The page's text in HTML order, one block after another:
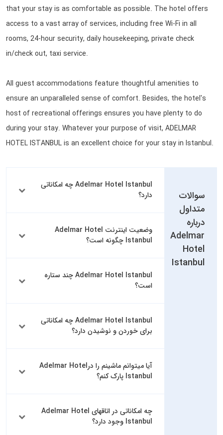
that your stay is as comfortable as possible. The hotel offers
access to a vast array of services, including free Wi-Fi in all
rooms, 24-hour security, daily housekeeping, private check
in/check out, taxi service.
All guest accommodations feature thoughtful amenities to
ensure an unparalleled sense of comfort. Besides, the hotel's
host of recreational offerings ensures you have plenty to do
during your stay. Whatever your purpose of visit, ADELMAR
HOTEL ISTANBUL is an excellent choice for your stay in Istanbul.
سوالات
متداول
درباره
Adelmar
Hotel
Istanbul
Adelmar Hotel Istanbul چه امکاناتی
دارد؟
وضعیت اینترنت Adelmar Hotel
Istanbul چگونه است؟
Adelmar Hotel Istanbul چند ستاره
است؟
Adelmar Hotel Istanbul چه امکاناتی
برای خوردن و نوشیدن دارد؟
آیا میتوانم ماشینم را درAdelmar Hotel
Istanbul پارک کنم؟
چه امکاناتی در اتاقهای Adelmar Hotel
Istanbul وجود دارد؟